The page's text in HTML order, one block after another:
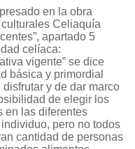
en la obra
Celiaquía
apartado 5
celíaca:
vigente” se dice
básica y primordial
y de dar marco
de elegir los
en las diferentes
pero no todos
cantidad de personas